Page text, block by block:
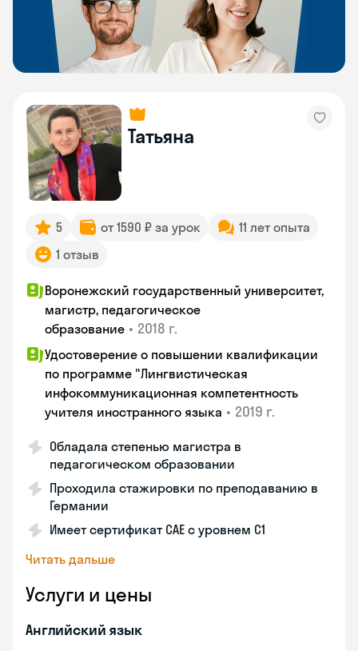
Татьяна
5 от 1590 ₽ за урок
11 лет опыта
1 отзыв
Воронежский государственный университет,
магистр, педагогическое
образование • 2018 г.
Удостоверение о повышении квалификации
по программе "Лингвистическая
инфокоммуникационная компетентность
учителя иностранного языка • 2019 г.
Обладала степенью магистра в
педагогическом образовании
Проходила стажировки по преподаванию в
Германии
Имеет сертификат САЕ с уровнем С1
Читать дальше
Услуги и цены
Английский язык